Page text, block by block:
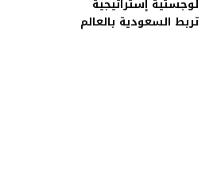
تربط السعودية بالعالم